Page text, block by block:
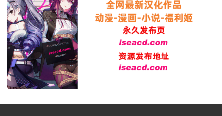
存储空间: 需要 10 GB 可用空间
声卡: Direct X 9.0c- compatible sound card
准备好展开您的旅程，在星际间探索、发掘多样物种，并与其
互动。派出科学飞船进行探索调查，并让建筑飞船在新发现的
星球周边建设基地站，打造您的星系帝国。为您的国度确立发
展方向的同时，发掘埋藏的秘宝和星系奇观，为探险者设下限
制和进化条件。您会在过程中建立互助的联盟，也会面临战争
爆发的情况。